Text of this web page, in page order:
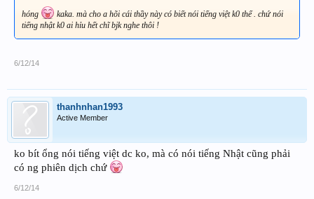
hóng
kaka. mà cho a hõi cái thầy này có biết nói tiếng việt k0 thế . chứ nói
tiếng nhật k0 ai hỉu hết chĩ bjk nghe thôi !
6/12/14
thanhnhan1993
Active Member
ko bít ổng nói tiếng việt dc ko, mà có nói tiếng Nhật cũng phải
có ng phiên dịch chứ
6/12/14